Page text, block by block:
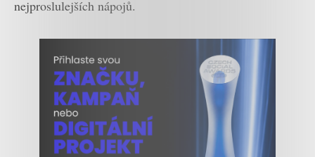
nejproslulejších nápojů.